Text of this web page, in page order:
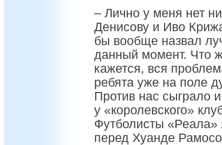
– Лично у меня нет
Денисову и Иво
бы вообще назвал
данный момент. Что
кажется, вся
ребята уже на поле
Против нас сыграло
у «королевского»
Футболисты «Реала»
перед Хуанде